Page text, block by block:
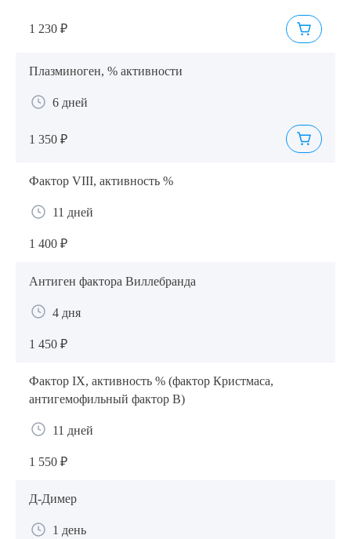
1 230 ₽
Плазминоген, % активности
6 дней
1 350 ₽
Фактор VIII, активность %
11 дней
1 400 ₽
Антиген фактора Виллебранда
4 дня
1 450 ₽
Фактор IX, активность % (фактор Кристмаса,
антигемофильный фактор В)
11 дней
1 550 ₽
Д-Димер
1 день